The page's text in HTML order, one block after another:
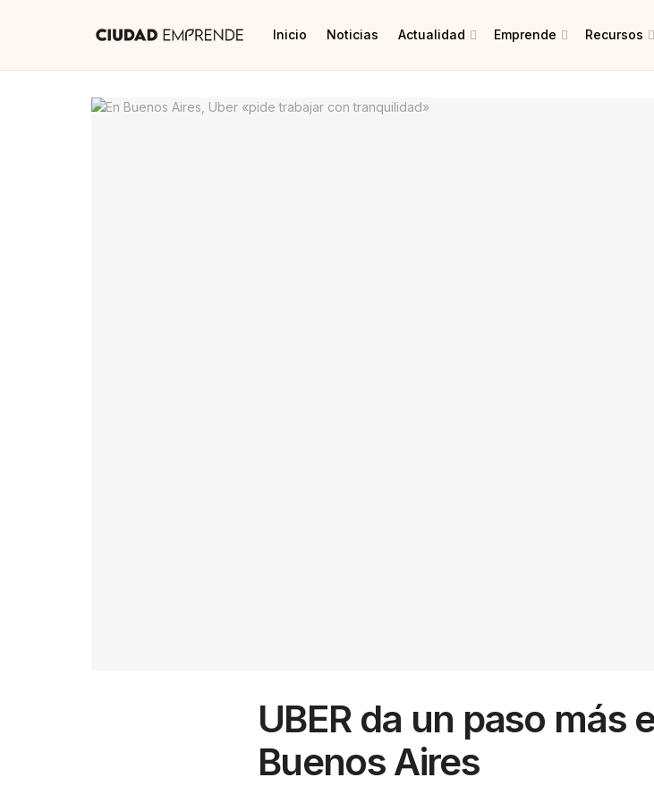
Inicio Noticias Actualidad Emprende Recursos
UBER da un paso más
Buenos Aires